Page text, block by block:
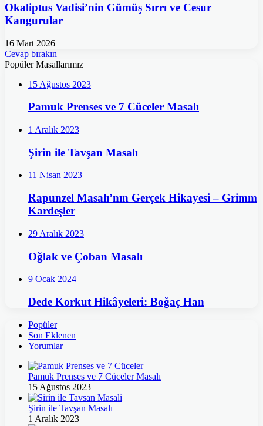
Okaliptus Vadisi’nin Gümüş Sırrı ve Cesur
Kangurular
16 Mart 2026
Cevap bırakın
Popüler Masallarımız
15 Ağustos 2023
Pamuk Prenses ve 7 Cüceler Masalı
1 Aralık 2023
Şirin ile Tavşan Masalı
11 Nisan 2023
Rapunzel Masalı’nın Gerçek Hikayesi – Grimm
Kardeşler
29 Aralık 2023
Oğlak ve Çoban Masalı
9 Ocak 2024
Dede Korkut Hikâyeleri: Boğaç Han
Popüler
Son Eklenen
Yorumlar
Pamuk Prenses ve 7 Cüceler Masalı
15 Ağustos 2023
Şirin ile Tavşan Masalı
1 Aralık 2023